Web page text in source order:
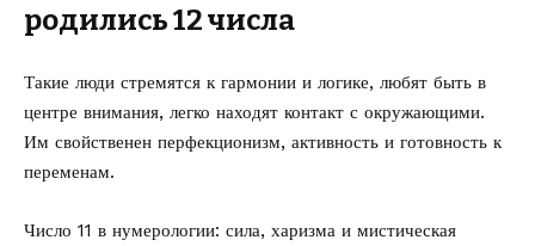
родились 12 числа
Такие люди стремятся к гармонии и логике, любят быть в
центре внимания, легко находят контакт с окружающими.
Им свойственен перфекционизм, активность и готовность к
переменам.
Число 11 в нумерологии: сила, харизма и мистическая